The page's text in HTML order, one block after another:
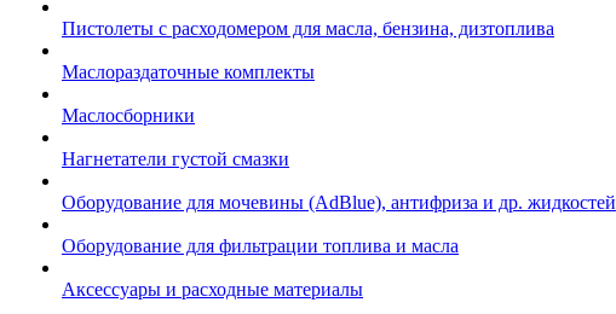
Пистолеты с расходомером для масла, бензина, дизтоплива
Маслораздаточные комплекты
Маслосборники
Нагнетатели густой смазки
Оборудование для мочевины (AdBlue), антифриза и др. жидкостей
Оборудование для фильтрации топлива и масла
Аксессуары и расходные материалы